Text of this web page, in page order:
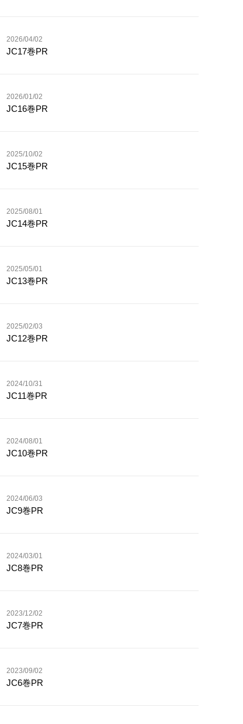
2026/04/02
JC17巻PR
2026/01/02
JC16巻PR
2025/10/02
JC15巻PR
2025/08/01
JC14巻PR
2025/05/01
JC13巻PR
2025/02/03
JC12巻PR
2024/10/31
JC11巻PR
2024/08/01
JC10巻PR
2024/06/03
JC9巻PR
2024/03/01
JC8巻PR
2023/12/02
JC7巻PR
2023/09/02
JC6巻PR